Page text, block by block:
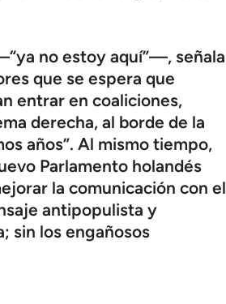
no estoy aquí”—, señala
que se espera que
entrar en coaliciones,
derecha, al borde de la
años”. Al mismo tiempo,
Parlamento holandés
la comunicación con el
antipopulista y
sin los engañosos